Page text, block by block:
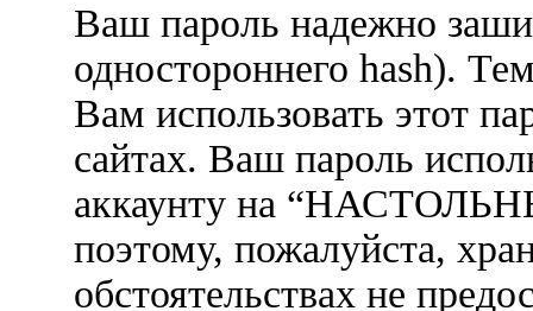
Ваш пароль надежно
одностороннего hash).
Вам использовать этот
сайтах. Ваш пароль
аккаунту на
поэтому, пожалуйста,
обстоятельствах не